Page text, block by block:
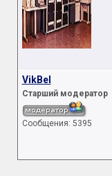
VikBel
Старший модератор
Сообщения: 5395